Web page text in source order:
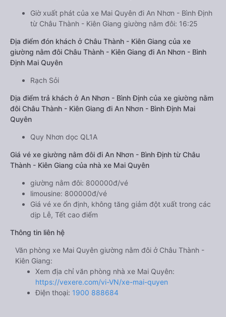
Giờ xuất phát của xe Mai Quyên đi An Nhơn - Bình Định
từ Châu Thành - Kiên Giang giường nằm đôi: 16:25
Địa điểm đón khách ở Châu Thành - Kiên Giang của xe
giường nằm đôi Châu Thành - Kiên Giang đi An Nhơn - Bình
Định Mai Quyên
Rạch Sỏi
Địa điểm trả khách ở An Nhơn - Bình Định của xe giường nằm
đôi Châu Thành - Kiên Giang đi An Nhơn - Bình Định Mai
Quyên
Quy Nhơn dọc QL1A
Giá vé xe giường nằm đôi đi An Nhơn - Bình Định từ Châu
Thành - Kiên Giang của nhà xe Mai Quyên
giường nằm đôi: 800000đ/vé
limousine: 800000đ/vé
Giá vé xe ổn định, không tăng giảm đột xuất trong các
dịp Lễ, Tết cao điểm
Thông tin liên hệ
Văn phòng xe Mai Quyên giường nằm đôi ở Châu Thành -
Kiên Giang:
Xem địa chỉ văn phòng nhà xe Mai Quyên:
https://vexere.com/vi-VN/xe-mai-quyen
Điện thoại: 1900 888684